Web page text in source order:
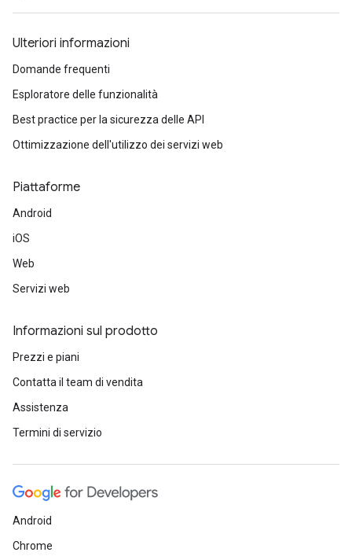
Ulteriori informazioni
Domande frequenti
Esploratore delle funzionalità
Best practice per la sicurezza delle API
Ottimizzazione dell'utilizzo dei servizi web
Piattaforme
Android
iOS
Web
Servizi web
Informazioni sul prodotto
Prezzi e piani
Contatta il team di vendita
Assistenza
Termini di servizio
Android
Chrome